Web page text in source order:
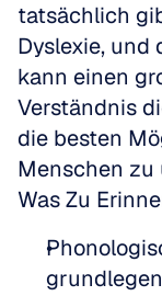
tatsächlich
Dyslexie, und
kann einen
Verständnis
die besten
Menschen
Was Zu